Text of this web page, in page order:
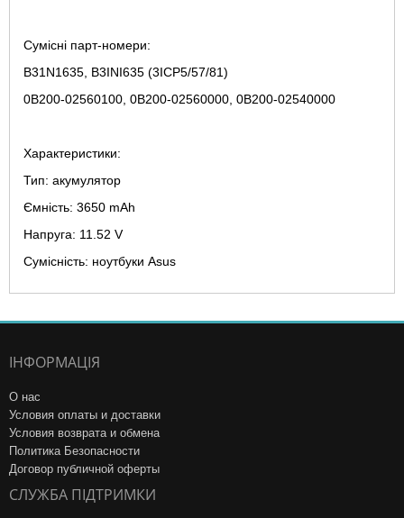
Сумісні парт-номери:
B31N1635, B3INI635 (3ICP5/57/81)
0B200-02560100, 0B200-02560000, 0B200-02540000
Характеристики:
Тип: акумулятор
Ємність: 3650 mAh
Напруга: 11.52 V
Сумісність: ноутбуки Asus
ІНФОРМАЦІЯ
О нас
Условия оплаты и доставки
Условия возврата и обмена
Политика Безопасности
Договор публичной оферты
СЛУЖБА ПІДТРИМКИ